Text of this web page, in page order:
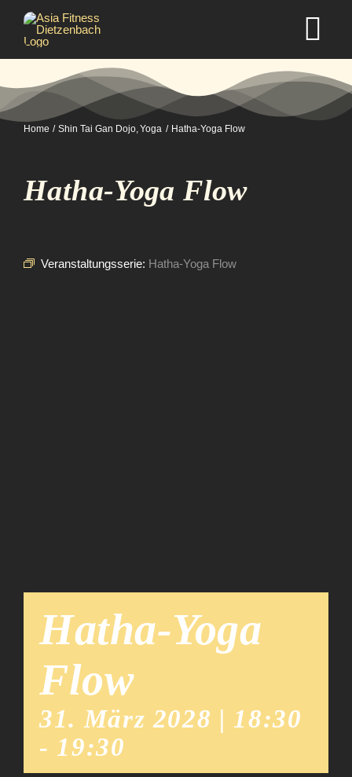
Inhalt
springen
Selbstverteidigung
Home Shin Tai Gan Dojo Yoga Hatha-Yoga Flow
Hatha-Yoga Flow
Veranstaltungsserie: Hatha-Yoga Flow
Hatha-Yoga
Flow
31. März 2028 | 18:30
- 19:30